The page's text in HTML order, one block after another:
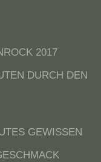
2017
DURCH DEN
GEWISSEN